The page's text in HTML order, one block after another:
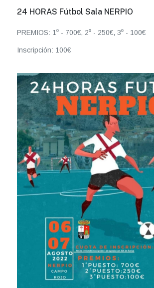
24 HORAS Fútbol Sala NERPIO
PREMIOS: 1⁰ - 700€, 2⁰ - 250€, 3⁰ - 100€
Inscripción: 100€